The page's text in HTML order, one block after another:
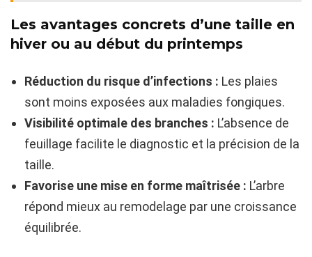
Les avantages concrets d’une taille en
hiver ou au début du printemps
Réduction du risque d’infections : Les plaies
sont moins exposées aux maladies fongiques.
Visibilité optimale des branches : L’absence de
feuillage facilite le diagnostic et la précision de la
taille.
Favorise une mise en forme maîtrisée : L’arbre
répond mieux au remodelage par une croissance
équilibrée.